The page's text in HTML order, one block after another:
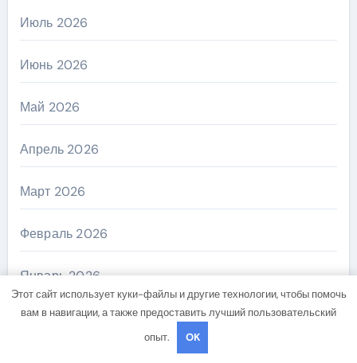
Июль 2026
Июнь 2026
Май 2026
Апрель 2026
Март 2026
Февраль 2026
Январь 2026
Декабрь 2025
Этот сайт использует куки-файлы и другие технологии, чтобы помочь
вам в навигации, а также предоставить лучший пользовательский
опыт.
OK